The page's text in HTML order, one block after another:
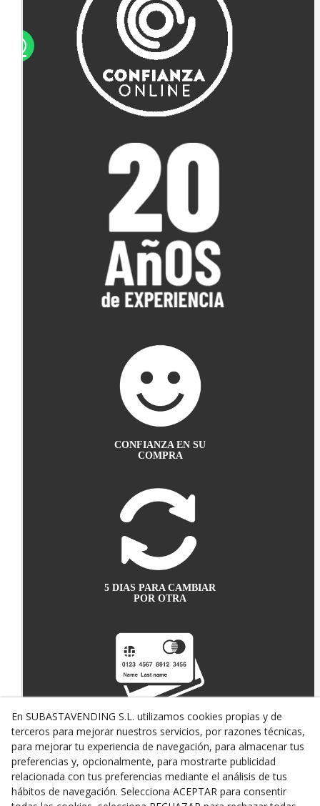
CONFIANZA EN SU
COMPRA
5 DIAS PARA CAMBIAR
POR OTRA
PAGO SEGURO CON
TARJETA DE CRÉDITO
En SUBASTAVENDING S.L. utilizamos cookies propias y de
terceros para mejorar nuestros servicios, por razones técnicas,
para mejorar tu experiencia de navegación, para almacenar tus
preferencias y, opcionalmente, para mostrarte publicidad
relacionada con tus preferencias mediante el análisis de tus
hábitos de navegación. Selecciona ACEPTAR para consentir